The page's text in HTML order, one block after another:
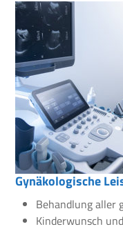
Gynäkologische
Behandlung aller
Kinderwunsch